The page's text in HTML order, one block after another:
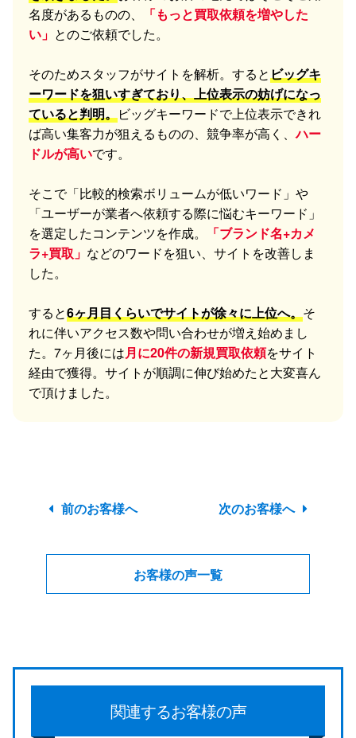
名度があるものの、
「もっと買取依頼を増やした
い」 とのご依頼でした。
そのためスタッフがサイトを解析。すると ビッグキ
ーワードを狙いすぎており、上位表示の妨げになっ
ていると判明。 ビッグキーワードで上位表示できれ
ば高い集客力が狙えるものの、競争率が高く、ハー
ドルが高いです。
そこで「比較的検索ボリュームが低いワード」や
「ユーザーが業者へ依頼する際に悩むキーワード」
を選定したコンテンツを作成。
「ブランド名+カメ
ラ+買取」 などのワードを狙い、サイトを改善しま
した。
すると6ヶ月目くらいでサイトが徐々に上位へ。 そ
れに伴いアクセス数や問い合わせが増え始めまし
た。7ヶ月後には月に20件の新規買取依頼をサイト
経由で獲得。サイトが順調に伸び始めたと大変喜ん
で頂けました。
前のお客様へ
お客様の声一覧
次のお客様へ
関連するお客様の声